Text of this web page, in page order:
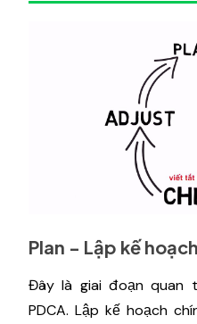
Plan - Lập kế hoạch
Đây là giai đoạn quan
PDCA. Lập kế hoạch